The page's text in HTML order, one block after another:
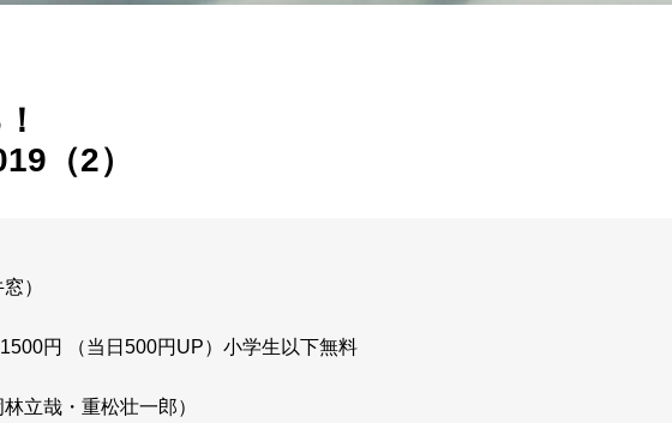
（2）
）
円 （当日500円UP）小学生以下無料
立哉・重松壮一郎）